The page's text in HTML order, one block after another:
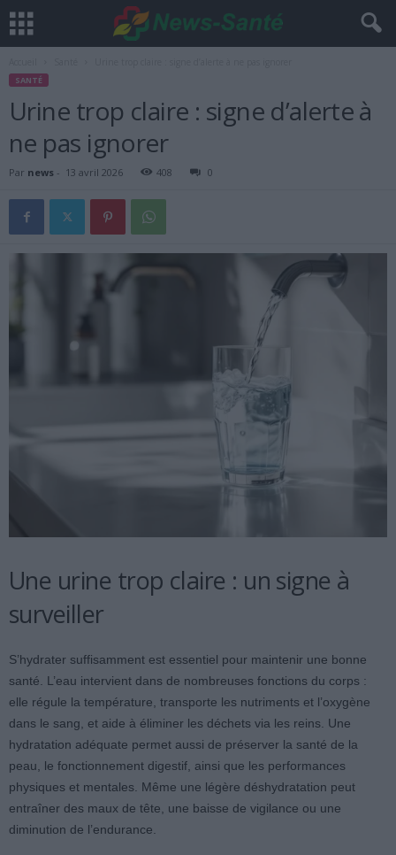
SANTÉ
Urine trop claire : signe d’alerte à
ne pas ignorer
Par news - 13 avril 2026 408 0
Une urine trop claire : un signe à
surveiller
S’hydrater suffisamment est essentiel pour maintenir une bonne
santé. L’eau intervient dans de nombreuses fonctions du corps :
elle régule la température, transporte les nutriments et l’oxygène
dans le sang, et aide à éliminer les déchets via les reins. Une
hydratation adéquate permet aussi de préserver la santé de la
peau, le fonctionnement digestif, ainsi que les performances
physiques et mentales. Même une légère déshydratation peut
entraîner des maux de tête, une baisse de vigilance ou une
diminution de l’endurance.